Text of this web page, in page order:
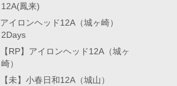
12A(鳳来)
アイロンヘッド12A（城ヶ崎）
2Days
【RP】アイロンヘッド12A（城ヶ
崎）
【未】小春日和12A（城山）